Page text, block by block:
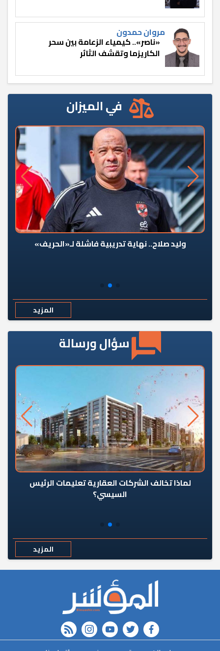
مروان حمدون
«ناصر».. كيمياء الزعامة بين سحر
الكاريزما وتقشف الثائر
في الميزان
وليد صلاح.. نهاية تدريبية فاشلة لـ«الحريف»
المزيد
سؤال ورسالة
لماذا تخالف الشركات العقارية تعليمات الرئيس
السيسي؟
المزيد
FACEBOOK
twitter
youtube
instagram
rss feed